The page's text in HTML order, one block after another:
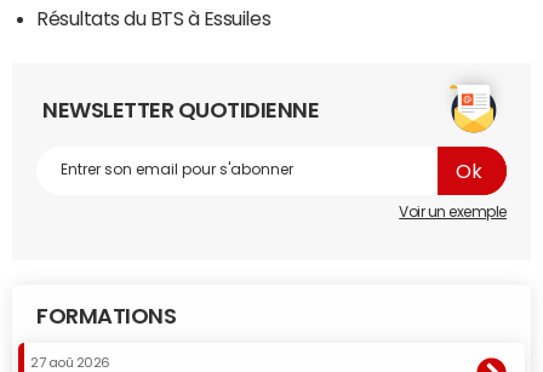
Résultats du BTS à Essuiles
NEWSLETTER QUOTIDIENNE
Voir un exemple
FORMATIONS
27 aoû 2026